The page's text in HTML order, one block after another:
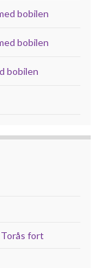
bobilen
bobilen
bobilen
fort